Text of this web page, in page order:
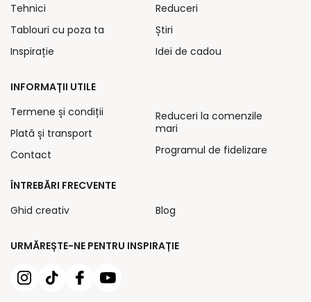
URMĂREȘTE-NE PENTRU INSPIRAȚIE
Tehnici
Tablouri cu poza ta
Inspirație
Reduceri
Știri
Idei de cadou
INFORMAȚII UTILE
Termene și condiții
Plată și transport
Contact
Reduceri la comenzile
mari
Programul de fidelizare
ÎNTREBĂRI FRECVENTE
Ghid creativ
Blog